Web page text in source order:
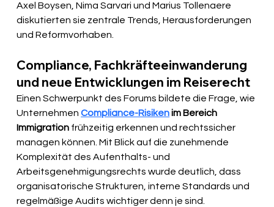
Axel Boysen, Nima Sarvari und Marius Tollenaere
diskutierten sie zentrale Trends, Herausforderungen
und Reformvorhaben.
Compliance, Fachkräfteeinwanderung
und neue Entwicklungen im Reiserecht
Einen Schwerpunkt des Forums bildete die Frage, wie
Unternehmen Compliance-Risiken im Bereich
Immigration frühzeitig erkennen und rechtssicher
managen können. Mit Blick auf die zunehmende
Komplexität des Aufenthalts- und
Arbeitsgenehmigungsrechts wurde deutlich, dass
organisatorische Strukturen, interne Standards und
regelmäßige Audits wichtiger denn je sind.